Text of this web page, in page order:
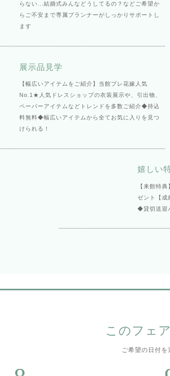
らない...結婚式みんなどうしてるの？などご希望か
らご不安まで専属プランナーがしっかりサポートし
ます
展示品見学
【幅広いアイテムをご紹介】当館プレ花嫁人気
No.1★人気ドレスショップの衣装展示や、引出物、
ペーパーアイテムなどトレンドを多数ご紹介◆持込
料無料◆幅広いアイテムから全てお気に入りを見つ
けられる！
嬉しい
【来館特
ゼント【
◆貸切送迎
このフェ
ご希望の日付